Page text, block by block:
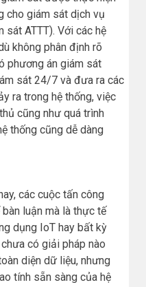
cho giám sát dịch vụ
sát ATTT). Với các hệ
không phân định rõ
phương án giám sát
sát 24/7 và đưa ra các
ra trong hệ thống, việc
cũng như quá trình
thống cũng dễ dàng
các cuộc tấn công
luận mà là thực tế
dụng IoT hay bất kỳ
có giải pháp nào
diện dữ liệu, nhưng
tính sẵn sàng của hệ